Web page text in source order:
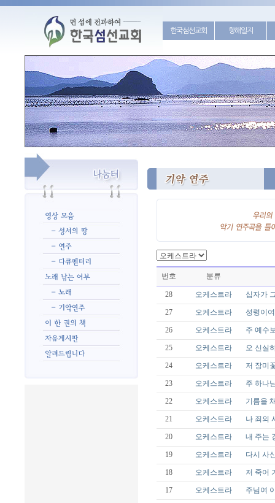
한국섬선교회 항해일지
번호 분류
28 오케스트라 십자가
27 오케스트라 성령이
26 오케스트라 주 예수
25 오케스트라 오 신실
24 오케스트라 저 장미
23 오케스트라 주 하나
22 오케스트라 기름을
21 오케스트라 나 죄의
20 오케스트라 내 주는
19 오케스트라 다시 사
18 오케스트라 저 죽어
17 오케스트라 주님여